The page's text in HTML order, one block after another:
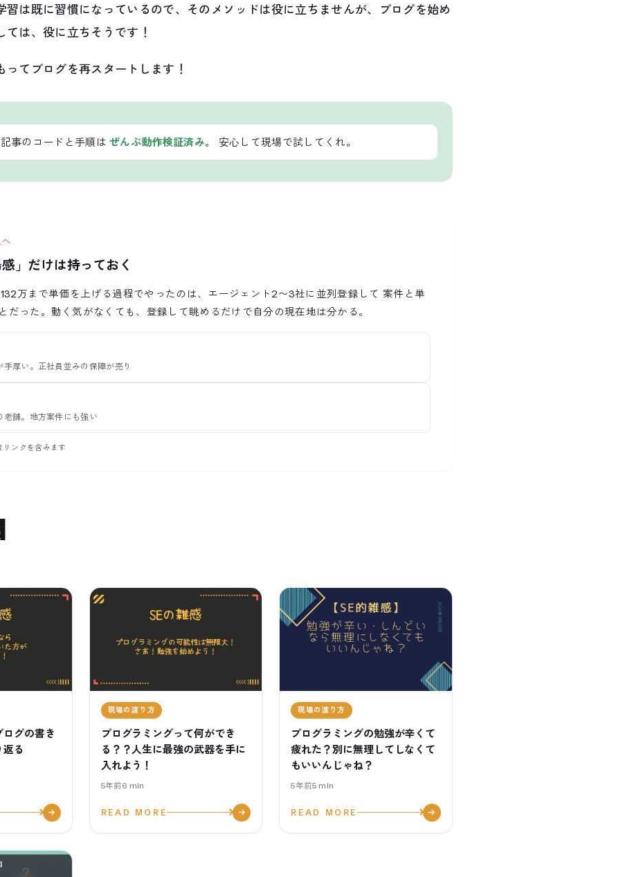
習は既に習慣になっているので、そのメソッドは役に立ちませんが、ブログを始め
ては、役に立ちそうです！
ってブログを再スタートします！
記事のコードと手順はぜんぶ動作検証済み。 安心して現場で試してくれ。
」だけは持っておく
万まで単価を上げる過程でやったのは、エージェント2〜3社に並列登録して 案件と単
だった。動く気がなくても、登録して眺めるだけで自分の現在地は分かる。
厚い。正社員並みの保障が売り
老舗。地方案件にも強い
ンクを含みます
グの書き
る
現場の渡り方
プログラミングって何ができ
る？？人生に最強の武器を手に
入れよう！
5年前6 min
READ MORE
現場の渡り方
プログラミングの勉強が辛くて
疲れた？別に無理してしなくて
もいいんじゃね？
5年前5 min
READ MORE